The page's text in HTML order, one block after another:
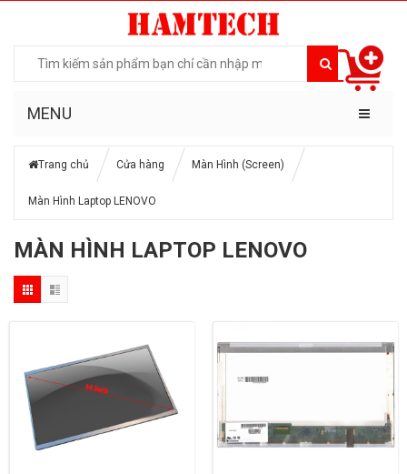
MENU
Trang chủ Cửa hàng Màn Hình (Screen)
Màn Hình Laptop LENOVO
MÀN HÌNH LAPTOP LENOVO